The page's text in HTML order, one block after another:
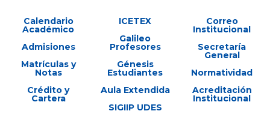
Calendario
Académico
Admisiones
Matrículas y
Notas
Crédito y
Cartera
ICETEX
Galileo
Profesores
Génesis
Estudiantes
Aula Extendida
SIGIIP UDES
Correo
Institucional
Secretaría
General
Normatividad
Acreditación
Institucional